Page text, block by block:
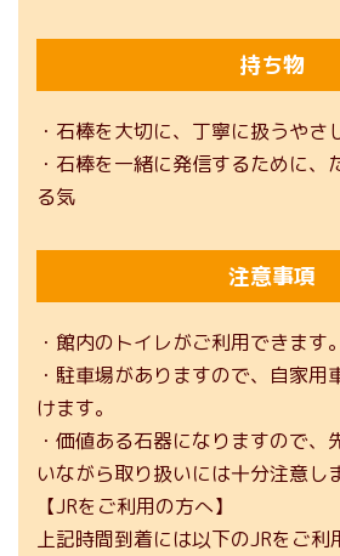
持ち物
・石棒を大切に、丁寧に扱うやさ
・石棒を一緒に発信するために、
る気
注意事項
・館内のトイレがご利用できます。
・駐車場がありますので、自家用
けます。
・価値ある石器になりますので、
いながら取り扱いには十分注意し
【JRをご利用の方へ】
上記時間到着には以下のJRをご利